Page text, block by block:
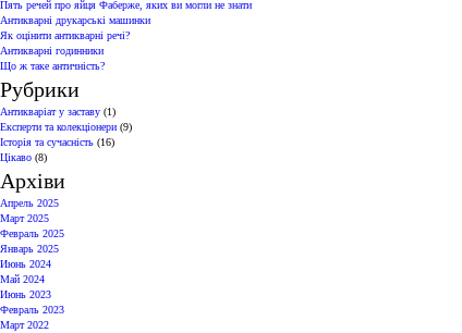
Пять речей про яйця Фаберже, яких ви могли не знати
Антикварні друкарські машинки
Як оцінити антикварні речі?
Антикварні годинники
Що ж таке античність?
Рубрики
Антикваріат у заставу (1)
Експерти та колекціонери (9)
Історія та сучасність (16)
Цікаво (8)
Архіви
Апрель 2025
Март 2025
Февраль 2025
Январь 2025
Июнь 2024
Май 2024
Июнь 2023
Февраль 2023
Март 2022